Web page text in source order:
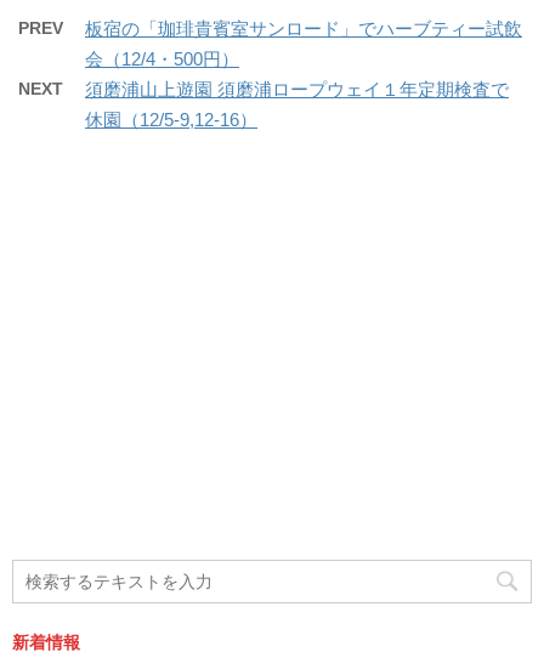
PREV
板宿の「珈琲貴賓室サンロード」でハーブティー試飲
会（12/4・500円）
NEXT
須磨浦山上遊園 須磨浦ロープウェイ１年定期検査で
休園（12/5-9,12-16）
新着情報